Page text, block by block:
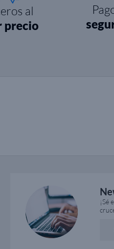
al
precio
¡Sé